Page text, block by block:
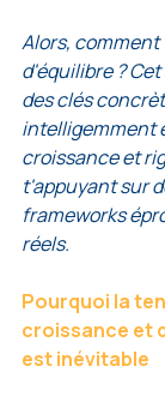
Alors,
d'équilibre ?
des clés
intelligemment
croissance et
t'appuyant sur
frameworks
réels.
Pourquoi la
croissance et
est inévitable